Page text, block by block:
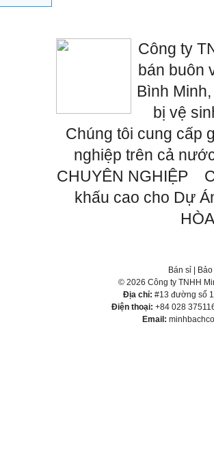
Công ty
bán buôn
Bình
bị vệ
Chúng tôi cung cấp
nghiệp trên cả
CHUYÊN NGHIỆP
khấu cao cho Dự
Bán sỉ
© 2026 Công ty TNHH
Địa chỉ: #13 đường số
Điện thoại: +84 028
Email: